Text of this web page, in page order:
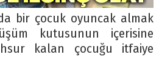
bir çocuk oyuncak almak
kutusunun içerisine
kalan çocuğu itfaiye